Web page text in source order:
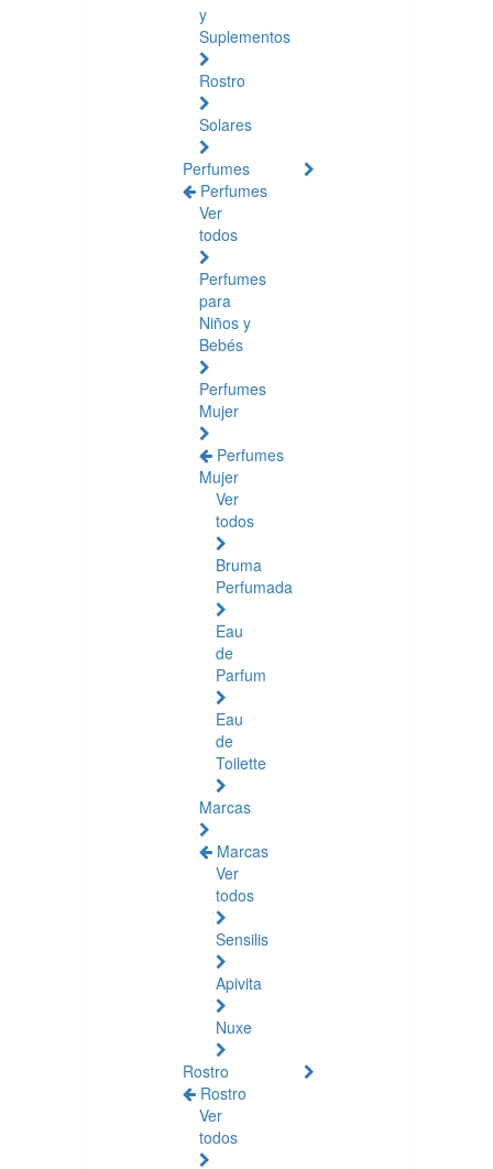
y
Suplementos
Rostro
Solares
Perfumes
Perfumes
Ver
todos
Perfumes
para
Niños y
Bebés
Perfumes
Mujer
Perfumes
Mujer
Ver
todos
Bruma
Perfumada
Eau
de
Parfum
Eau
de
Toilette
Marcas
Marcas
Ver
todos
Sensilis
Apivita
Nuxe
Rostro
Rostro
Ver
todos